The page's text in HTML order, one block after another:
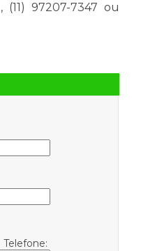
, (11) 97207-7347 ou
Telefone: